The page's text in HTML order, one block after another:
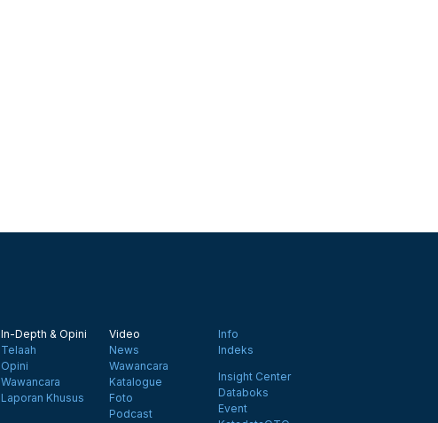
In-Depth & Opini
Telaah
Opini
Wawancara
Laporan Khusus
Video
News
Wawancara
Katalogue
Foto
Podcast
Info
Indeks
Insight Center
Databoks
Event